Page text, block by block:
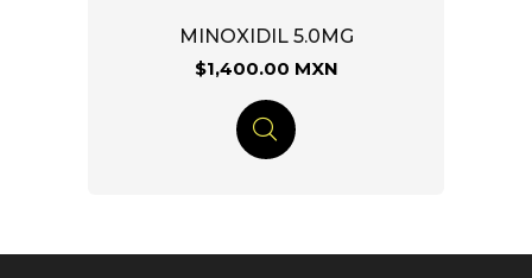
MINOXIDIL 5.0MG
$1,400.00 MXN